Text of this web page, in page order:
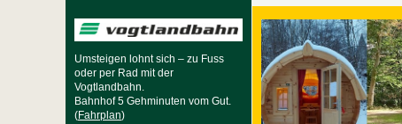
Umsteigen lohnt sich – zu Fuss
oder per Rad mit der
Vogtlandbahn.
Bahnhof 5 Gehminuten vom Gut.
(Fahrplan)